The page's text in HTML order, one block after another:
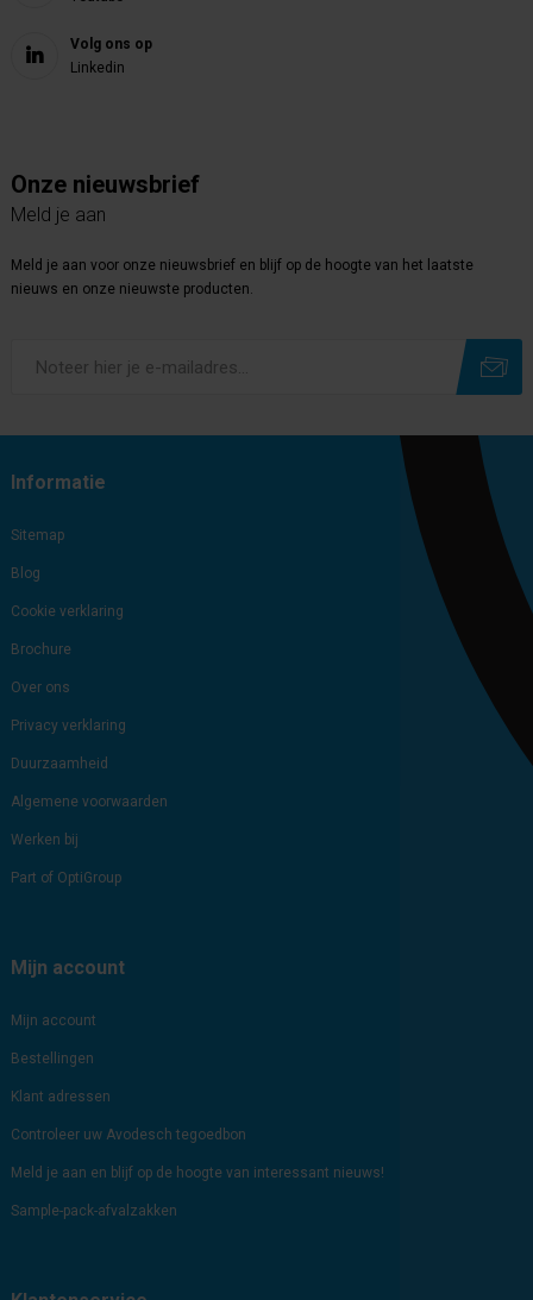
Volg ons op
Linkedin
Onze nieuwsbrief
Meld je aan
Meld je aan voor onze nieuwsbrief en blijf op de hoogte van het laatste
nieuws en onze nieuwste producten.
Informatie
Sitemap
Blog
Cookie verklaring
Brochure
Over ons
Privacy verklaring
Duurzaamheid
Algemene voorwaarden
Werken bij
Part of OptiGroup
Mijn account
Mijn account
Bestellingen
Klant adressen
Controleer uw Avodesch tegoedbon
Meld je aan en blijf op de hoogte van interessant nieuws!
Sample-pack-afvalzakken